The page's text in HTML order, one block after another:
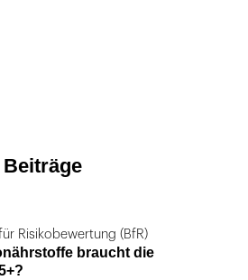
Risikobewertung (BfR)
braucht die